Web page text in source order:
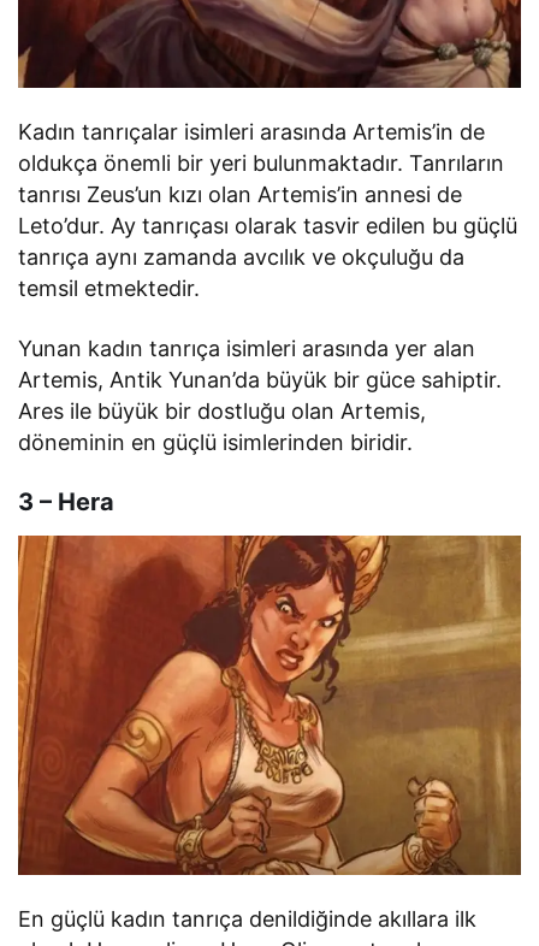
Kadın tanrıçalar isimleri arasında Artemis’in de
oldukça önemli bir yeri bulunmaktadır. Tanrıların
tanrısı Zeus’un kızı olan Artemis’in annesi de
Leto’dur. Ay tanrıçası olarak tasvir edilen bu güçlü
tanrıça aynı zamanda avcılık ve okçuluğu da
temsil etmektedir.
Yunan kadın tanrıça isimleri arasında yer alan
Artemis, Antik Yunan’da büyük bir güce sahiptir.
Ares ile büyük bir dostluğu olan Artemis,
döneminin en güçlü isimlerinden biridir.
3 – Hera
En güçlü kadın tanrıça denildiğinde akıllara ilk